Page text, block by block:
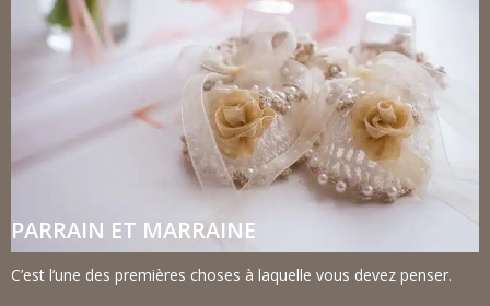
PARRAIN ET MARRAINE
C’est l’une des premières choses à laquelle vous devez penser.